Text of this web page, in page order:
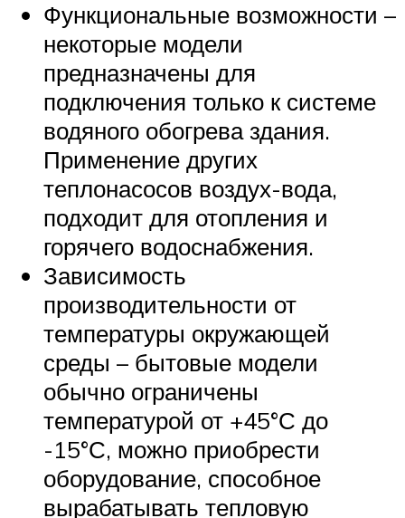
Функциональные возможности –
некоторые модели
предназначены для
подключения только к системе
водяного обогрева здания.
Применение других
теплонасосов воздух-вода,
подходит для отопления и
горячего водоснабжения.
Зависимость
производительности от
температуры окружающей
среды – бытовые модели
обычно ограничены
температурой от +45°С до
-15°С, можно приобрести
оборудование, способное
вырабатывать тепловую